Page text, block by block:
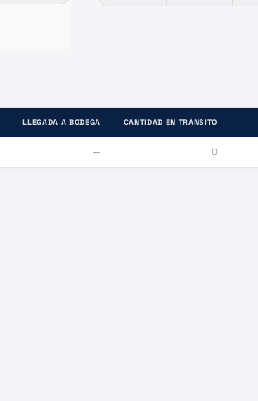
LLEGADA A BODEGA CANTIDAD EN TRÁNSITO
— 0